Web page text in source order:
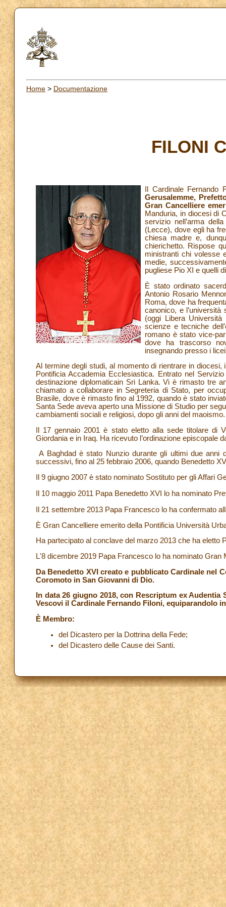
Home > Documentazione
FILONI
Il Cardinale Fernando
Gerusalemme,
Gran Cancelliere
Manduria, in diocesi di
servizio nell’arma
(Lecce), dove egli ha
chiesa madre e,
chierichetto. Rispose
ministranti chi volesse
medie,
pugliese Pio XI e quelli
È stato ordinato
Antonio Rosario
Roma, dove ha
canonico, e
(oggi Libera
scienze e tecniche
romano è stato vice-
dove ha trascorso
insegnando presso i
Al termine degli studi, al momento di rientrare in
Pontificia Accademia Ecclesiastica. Entrato nel
destinazione diplomaticain Sri Lanka. Vi è rimasto tre
chiamato a collaborare in Segreteria di Stato, per
Brasile, dove è rimasto fino al 1992, quando è stato
Santa Sede aveva aperto una Missione di Studio per
cambiamenti sociali e religiosi, dopo gli anni del maoismo.
Il 17 gennaio 2001 è stato eletto alla sede titolare di
Giordania e in Iraq. Ha ricevuto l’ordinazione episcopale
A Baghdad è stato Nunzio durante gli ultimi due
successivi, fino al 25 febbraio 2006, quando Benedetto
Il 9 giugno 2007 è stato nominato Sostituto per gli Affari
Il 10 maggio 2011 Papa Benedetto XVI lo ha nominato
Il 21 settembre 2013 Papa Francesco lo ha confermato
È Gran Cancelliere emerito della Pontificia Università
Ha partecipato al conclave del marzo 2013 che ha eletto
L'8 dicembre 2019 Papa Francesco lo ha nominato
Da Benedetto XVI creato e pubblicato Cardinale nel
Coromoto in San Giovanni di Dio.
In data 26 giugno 2018, con Rescriptum ex
Vescovi il Cardinale Fernando Filoni, equiparandolo
È Membro:
del Dicastero per la Dottrina della Fede;
del Dicastero delle Cause dei Santi.